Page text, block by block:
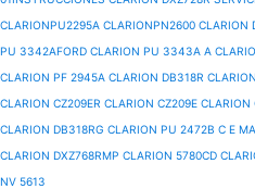
CLARIONPU2295A CLARIONPN2600 CLARION
PU 3342AFORD CLARION PU 3343A A
CLARION PF 2945A CLARION DB318R
CLARION CZ209ER CLARION CZ209E CLARION
CLARION DB318RG CLARION PU 2472B C E
CLARION DXZ768RMP CLARION 5780CD
NV 5613